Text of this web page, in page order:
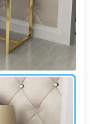
أثاث
كافيهات
ومطاعم
وفنادق
حواجز
مرورية
خزانات